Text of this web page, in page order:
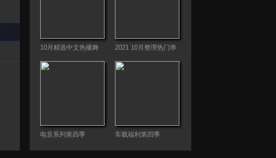
10月精选中文热播舞
曲
2021 10月整理热门串
烧舞曲
电音系列第四季 车载福利第四季